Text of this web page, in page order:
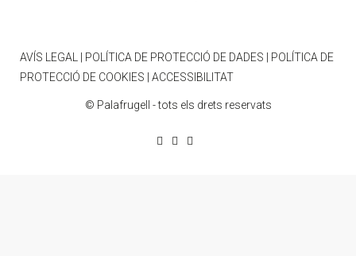
AVÍS LEGAL POLÍTICA DE PROTECCIÓ DE DADES
POLÍTICA DE
PROTECCIÓ DE COOKIES
ACCESSIBILITAT
© Palafrugell - tots els drets reservats